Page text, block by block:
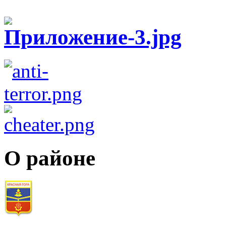
О районе